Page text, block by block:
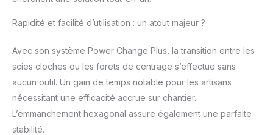
Coffret de scies
trépans PRO Multi
Material PC Plus, 11
Rapidité et facilité d’utilisation : un atout majeur ?
Avec son système Power Change Plus, la transition entre les
scies cloches ou les forets de centrage s’effectue sans
aucun outil. Un gain de temps notable pour les artisans
nécessitant une efficacité accrue sur chantier.
L’emmanchement hexagonal assure également une parfaite
stabilité.